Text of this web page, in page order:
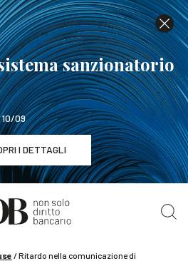
sanzionatorio
09
I DETTAGLI
/ 1° Ottobre
sanzionatorio del TUF
/Ritardo nella comunicazione di